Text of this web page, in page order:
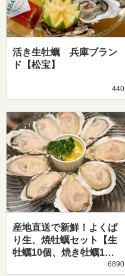
活き生牡蠣 兵庫ブラン
ド【松宝】
440
産地直送で新鮮！よくば
り生、焼牡蠣セット【生
牡蠣10個、焼き牡蠣1…
6890